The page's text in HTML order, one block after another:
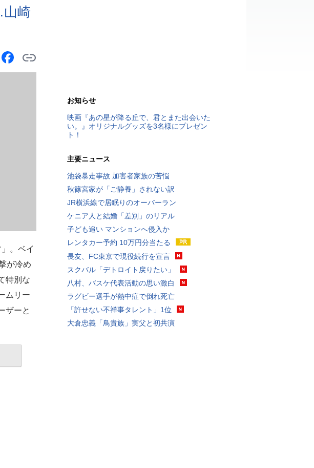
山崎
。ベイ
が冷め
特別な
ムリー
ザーと
お知らせ
映画『あの星が降る丘で、君とまた出会いた
い。』オリジナルグッズを3名様にプレゼン
ト！
主要ニュース
池袋暴走事故 加害者家族の苦悩
秋篠宮家が「ご静養」されない訳
JR横浜線で居眠りのオーバーラン
ケニア人と結婚「差別」のリアル
子ども追い マンションへ侵入か
レンタカー予約 10万円分当たる
長友、FC東京で現役続行を宣言
スクバル「デトロイト戻りたい」
八村、バスケ代表活動の思い激白
ラグビー選手が熱中症で倒れ死亡
「許せない不祥事タレント」1位
大倉忠義「鳥貴族」実父と初共演